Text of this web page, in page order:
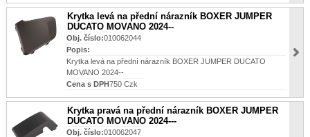
Krytka levá na přední nárazník BOXER JUMPER
DUCATO MOVANO 2024--
Obj. číslo:010062044
Popis:
Krytka levá na přední nárazník BOXER JUMPER DUCATO
MOVANO 2024--
Cena s DPH750 Czk
Krytka pravá na přední nárazník BOXER JUMPER
DUCATO MOVANO 2024---
Obj. číslo:010062047